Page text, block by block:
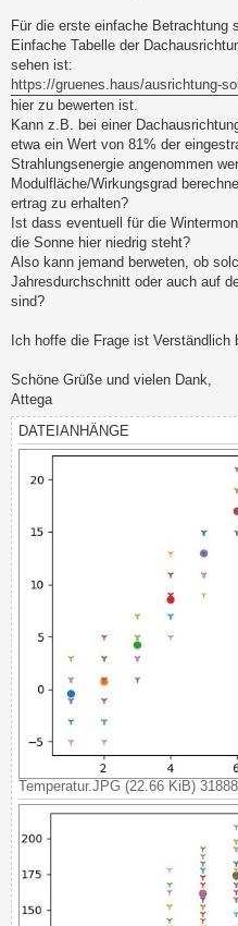
Für die erste einfache
Einfache Tabelle der
sehen ist:
https://gruenes.haus/ausrichtung-
hier zu bewerten ist.
Kann z.B. bei einer
etwa ein Wert von 81% der
Strahlungsenergie angenommen
Modulfläche/Wirkungsgrad
ertrag zu erhalten?
Ist dass eventuell für die
die Sonne hier niedrig steht?
Also kann jemand berweten, ob
Jahresdurchschnitt oder auch auf
sind?
Ich hoffe die Frage ist Verständlich
Schöne Grüße und vielen Dank,
Attega
DATEIANHÄNGE
Temperatur.JPG (22.66 KiB)